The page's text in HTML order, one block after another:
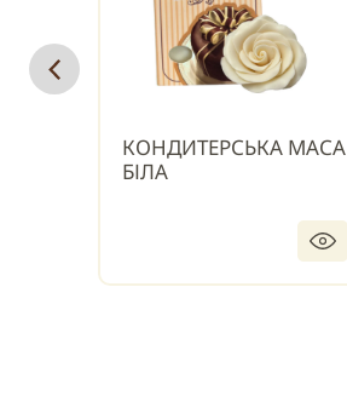
КОНДИТЕРСЬКА МАСА
БІЛА